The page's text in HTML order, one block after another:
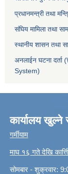
प्रधानमन्त्री तथा
संघिय मामिला तथा
स्थानीय शासन तथा
अनलाईन घटना
System)
कार्यालय खुल्ने
गर्मीयाम
माघ १६ गते देखि
सोमबार - शुक्रवार: